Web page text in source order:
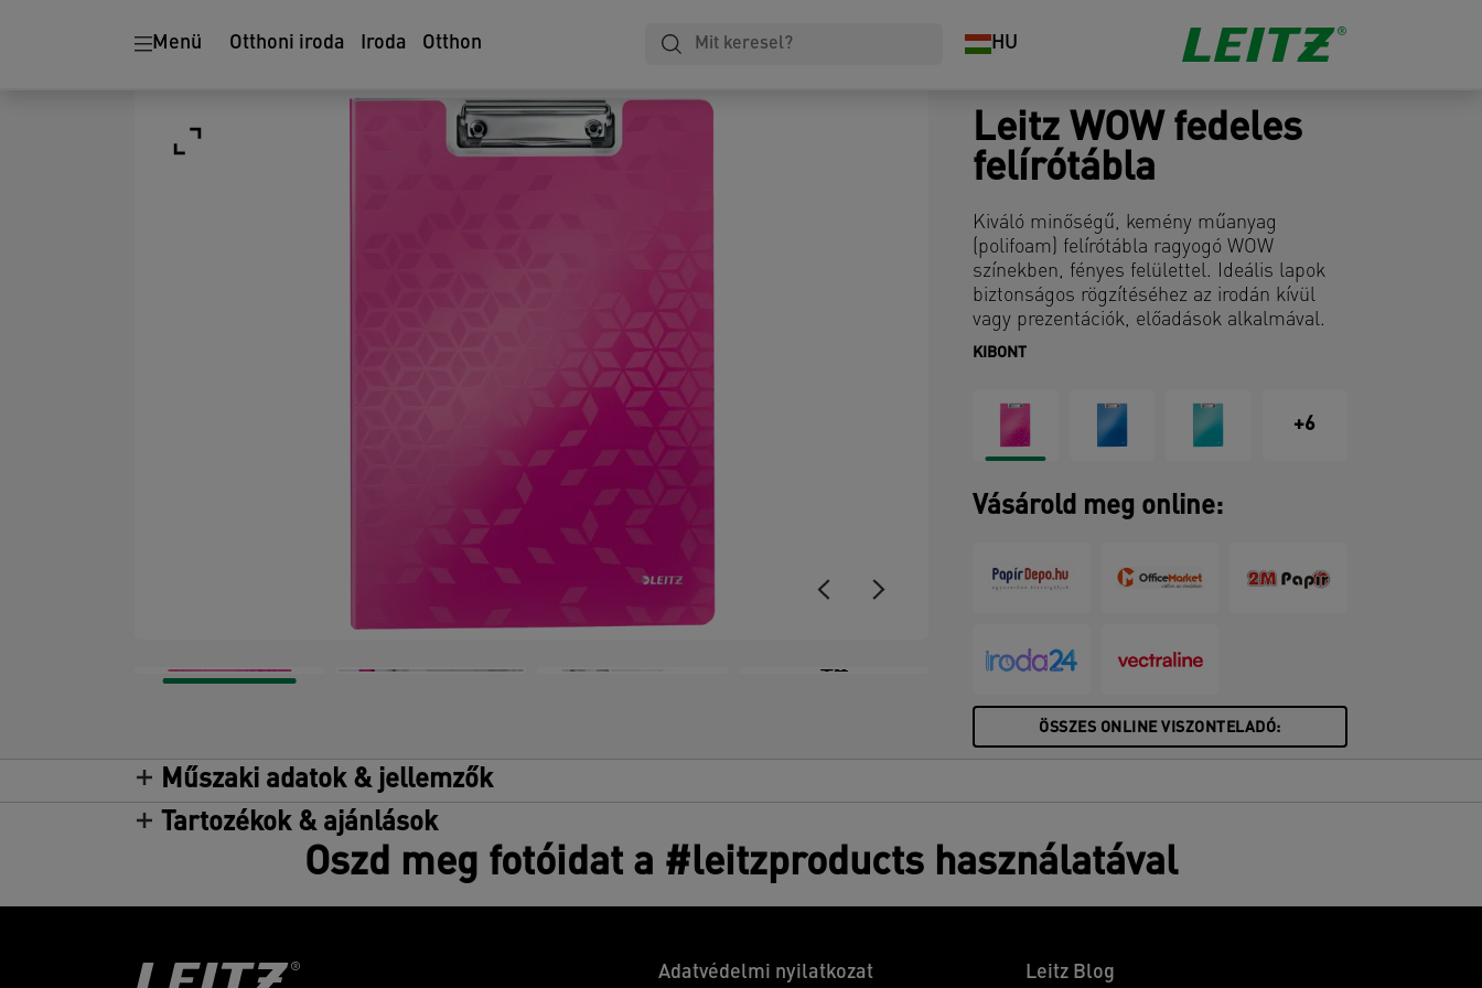
Menü Otthoni iroda Iroda Otthon HU
+4
Leitz WOW fedeles
felírótábla
Kiváló minőségű, kemény műanyag
(polifoam) felírótábla ragyogó WOW
színekben, fényes felülettel. Ideális lapok
biztonságos rögzítéséhez az irodán kívül
vagy prezentációk, előadások alkalmával.
KIBONT
+6
Vásárold meg online:
ÖSSZES ONLINE VISZONTELADÓ:
Műszaki adatok & jellemzők
Tartozékok & ajánlások
Oszd meg fotóidat a #leitzproducts használatával
Adatvédelmi nyilatkozat Leitz Blog